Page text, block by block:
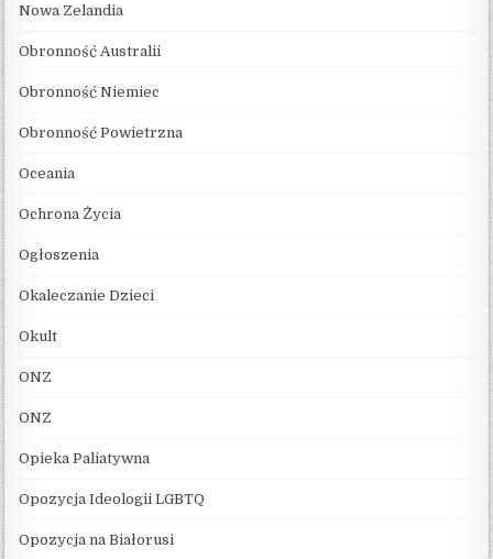
Nowa Zelandia
Obronność Australii
Obronność Niemiec
Obronność Powietrzna
Oceania
Ochrona Życia
Ogłoszenia
Okaleczanie Dzieci
Okult
ONZ
ONZ
Opieka Paliatywna
Opozycja Ideologii LGBTQ
Opozycja na Białorusi